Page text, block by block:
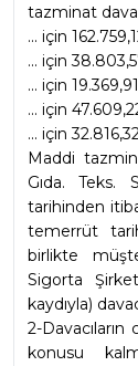
tazminat
... için
... için
... için
... için
... için
Maddi
Gıda. Teks.
tarihinden
temerrüt
birlikte
Sigorta
kaydıyla)
2-
konusu